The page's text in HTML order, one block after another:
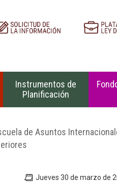
Instrumentos de
Planificación
de Asuntos
Jueves 30 de marzo de